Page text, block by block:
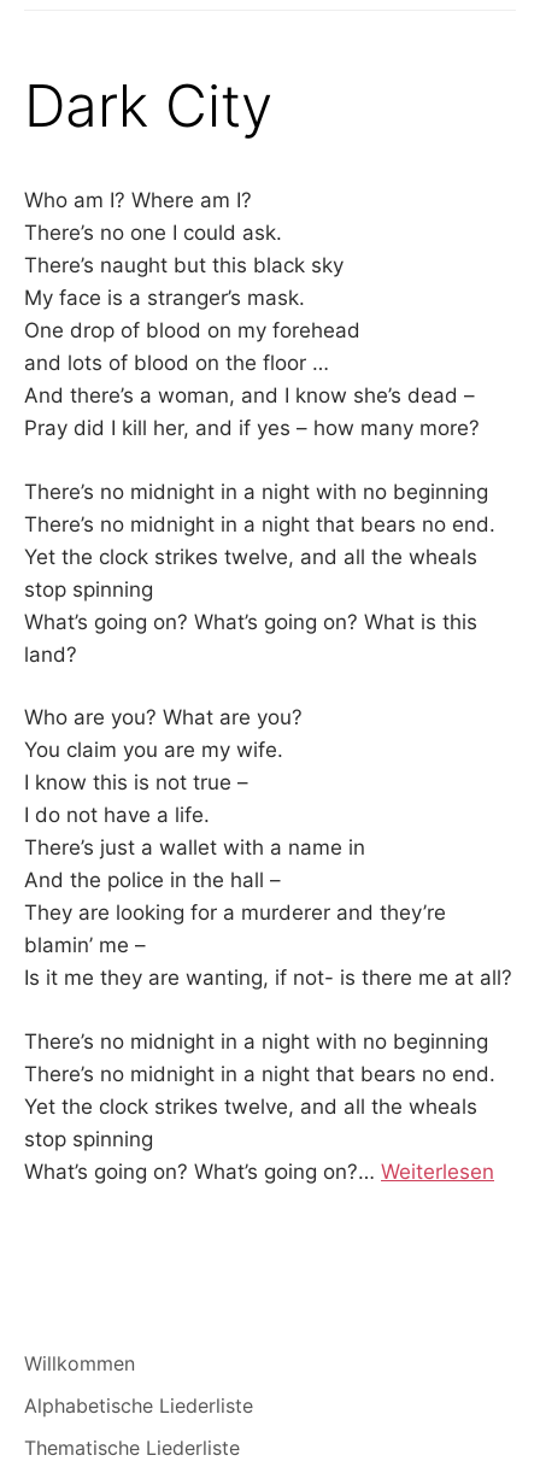
Dark City
Who am I? Where am I?
There’s no one I could ask.
There’s naught but this black sky
My face is a stranger’s mask.
One drop of blood on my forehead
and lots of blood on the floor …
And there’s a woman, and I know she’s dead –
Pray did I kill her, and if yes – how many more?
There’s no midnight in a night with no beginning
There’s no midnight in a night that bears no end.
Yet the clock strikes twelve, and all the wheals
stop spinning
What’s going on? What’s going on? What is this
land?
Who are you? What are you?
You claim you are my wife.
I know this is not true –
I do not have a life.
There’s just a wallet with a name in
And the police in the hall –
They are looking for a murderer and they’re
blamin’ me –
Is it me they are wanting, if not- is there me at all?
There’s no midnight in a night with no beginning
There’s no midnight in a night that bears no end.
Yet the clock strikes twelve, and all the wheals
stop spinning
What’s going on? What’s going on?… Weiterlesen
Willkommen
Alphabetische Liederliste
Thematische Liederliste